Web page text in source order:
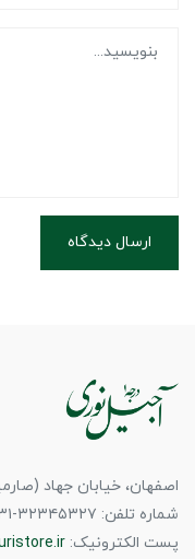
ارسال دیدگاه
اصفهان، خیابان جهاد (صارمیه
شماره تلفن: ۳۲۳۴۵۳۲۷-۰۳۱
پست الکترونیک: